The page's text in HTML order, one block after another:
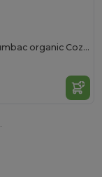
Căciulă pentru copii din bumbac organic Cozy cu tricot fin în dungi